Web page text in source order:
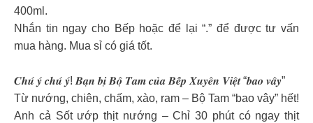
400ml.
Nhắn tin ngay cho Bếp hoặc để lại “.” để được tư vấn
mua hàng. Mua sỉ có giá tốt.
𝑪𝒉𝒖́ 𝒚́ 𝒄𝒉𝒖́ 𝒚́! 𝑩𝒂̣𝒏 𝒃𝒊̣ 𝑩𝒐̣̂ 𝑻𝒂𝒎 𝒄𝒖̉𝒂 𝑩𝒆̂́𝒑 𝑿𝒖𝒚𝒆̂𝒏 𝑽𝒊𝒆̣̂𝒕 “𝒃𝒂𝒐 𝒗𝒂̂𝒚”
Từ nướng, chiên, chấm, xào, ram – Bộ Tam “bao vây” hết!
Anh cả Sốt ướp thịt nướng – Chỉ 30 phút có ngay thịt